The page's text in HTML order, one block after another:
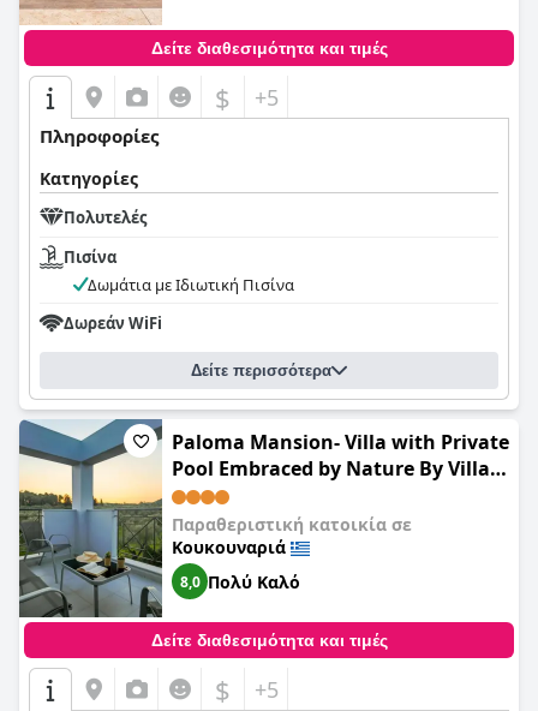
Δείτε διαθεσιμότητα και τιμές
$ +5
Πληροφορίες
Κατηγορίες
Πολυτελές
Πισίνα
Δωμάτια με Ιδιωτική Πισίνα
Δωρεάν WiFi
Δείτε περισσότερα
Paloma Mansion- Villa with Private
Pool Embraced by Nature By Villa
Mana Gers
Παραθεριστική κατοικία σε
Κουκουναριά
8,0 Πολύ Καλό
Δείτε διαθεσιμότητα και τιμές
$ +5